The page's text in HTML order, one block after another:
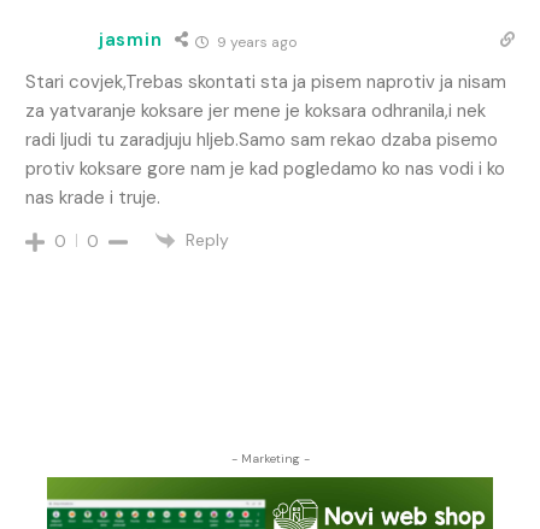
jasmin 9 years ago
Stari covjek,Trebas skontati sta ja pisem naprotiv ja nisam
za yatvaranje koksare jer mene je koksara odhranila,i nek
radi ljudi tu zaradjuju hljeb.Samo sam rekao dzaba pisemo
protiv koksare gore nam je kad pogledamo ko nas vodi i ko
nas krade i truje.
0 0 Reply
- Marketing -